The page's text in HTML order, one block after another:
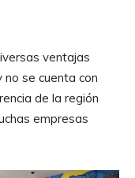
ventajas
se cuenta con
de la región
empresas